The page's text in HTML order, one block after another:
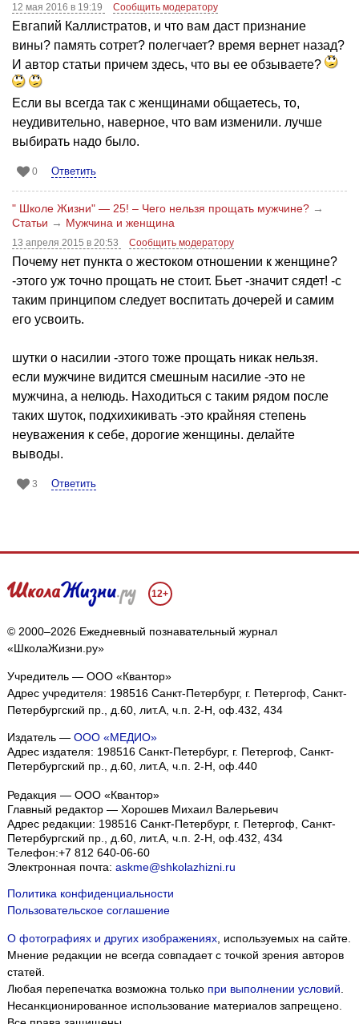
12 мая 2016 в 19:19 Сообщить модератору
Евгапий Каллистратов, и что вам даст признание
вины? память сотрет? полегчает? время вернет назад?
И автор статьи причем здесь, что вы ее обзываете?
Если вы всегда так с женщинами общаетесь, то,
неудивительно, наверное, что вам изменили. лучше
выбирать надо было.
0 Ответить
" Школе Жизни" — 25! – Чего нельзя прощать мужчине? →
Статьи → Мужчина и женщина
13 апреля 2015 в 20:53 Сообщить модератору
Почему нет пункта о жестоком отношении к женщине?
-этого уж точно прощать не стоит. Бьет -значит сядет! -с
таким принципом следует воспитать дочерей и самим
его усвоить.
шутки о насилии -этого тоже прощать никак нельзя.
если мужчине видится смешным насилие -это не
мужчина, а нелюдь. Находиться с таким рядом после
таких шуток, подхихикивать -это крайняя степень
неуважения к себе, дорогие женщины. делайте
выводы.
3 Ответить
12+
© 2000–2026 Ежедневный познавательный журнал
«ШколаЖизни.ру»
Учредитель — ООО «Квантор»
Адрес учредителя: 198516 Санкт-Петербург, г. Петергоф, Санкт-
Петербургский пр., д.60, лит.А, ч.п. 2-Н, оф.432, 434
Издатель — ООО «МЕДИО»
Адрес издателя: 198516 Санкт-Петербург, г. Петергоф, Санкт-
Петербургский пр., д.60, лит.А, ч.п. 2-Н, оф.440
Редакция — ООО «Квантор»
Главный редактор — Хорошев Михаил Валерьевич
Адрес редакции: 198516 Санкт-Петербург, г. Петергоф Санкт-
Петербургский пр., д.60, лит.А, ч.п. 2-Н, оф.432, 434
Телефон:+7 812 640-06-60
Электронная почта: askme@shkolazhizni.ru
Политика конфиденциальности
Пользовательское соглашение
О фотографиях и других изображениях, используемых на сайте.
Мнение редакции не всегда совпадает с точкой зрения авторов
статей.
Любая перепечатка возможна только при выполнении условий
Несанкционированное использование материалов запрещено.